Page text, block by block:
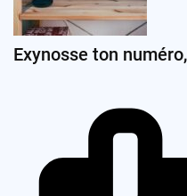
Exynosse ton